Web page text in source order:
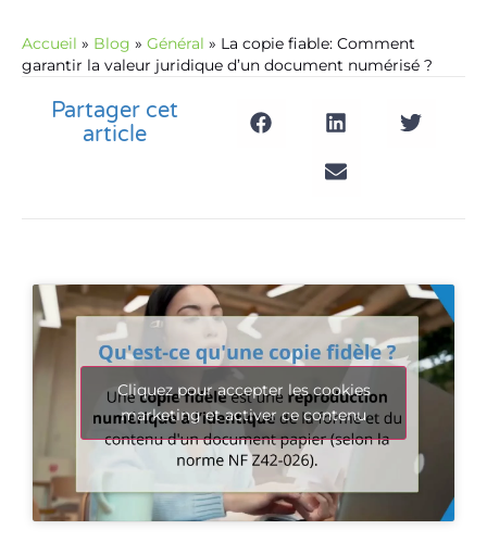
Accueil » Blog » Général » La copie fiable: Comment
garantir la valeur juridique d’un document numérisé ?
Partager cet
article
Cliquez pour accepter les cookies
marketing et activer ce contenu